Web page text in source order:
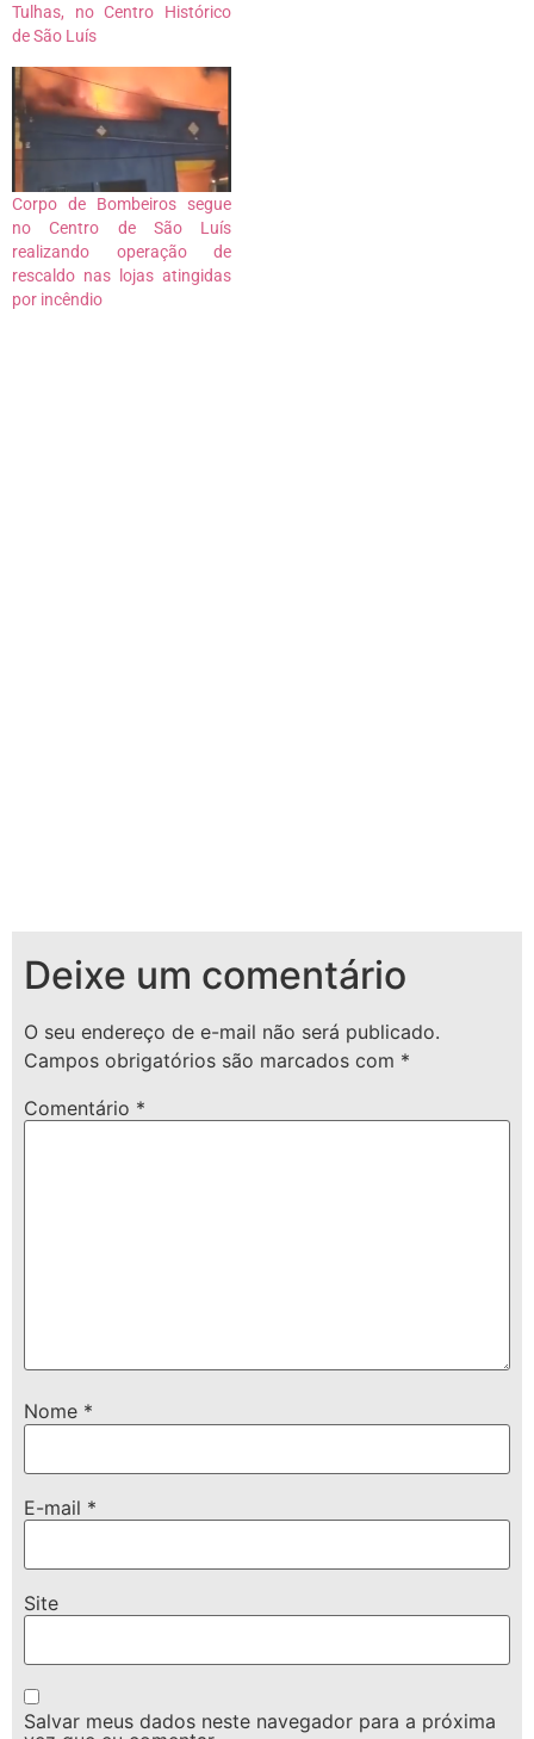
Tulhas, no Centro Histórico
de São Luís
Corpo de Bombeiros segue
no Centro de São Luís
realizando operação de
rescaldo nas lojas atingidas
por incêndio
Deixe um comentário
O seu endereço de e-mail não será publicado.
Campos obrigatórios são marcados com *
Comentário *
Nome *
E-mail *
Site
Salvar meus dados neste navegador para a próxima